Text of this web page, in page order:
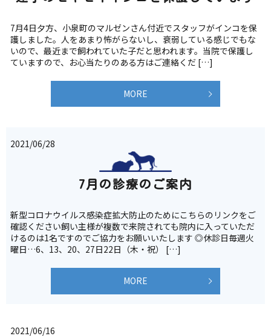
7月4日夕方、小泉町のマルゼンさん付近でスタッフがインコを保
護しました。人をあまり怖がらないし、衰弱している感じでもな
いので、最近まで飼われていた子だと思われます。当院で保護し
ていますので、お心当たりのある方はご連絡くだ […]
MORE
2021/06/28
7月の診療のご案内
新型コロナウイルス感染症拡大防止のためにこちらのリンクをご
確認ください飼い主様が複数で来院されても院内に入っていただ
けるのは1名ですのでご協力をお願いいたします ◎休診日毎週火
曜日…6、13、20、27日22日（木・祝） […]
MORE
2021/06/16